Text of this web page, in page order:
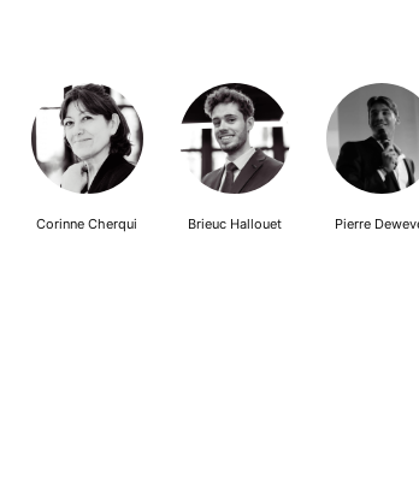
Corinne Cherqui Brieuc Hallouet Pierre